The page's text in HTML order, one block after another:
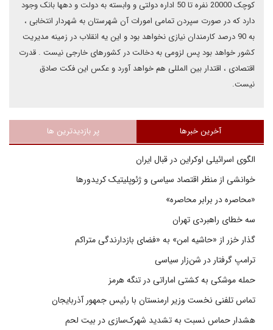
کوچک 20000 نفره تا 50 اداره دولتی و وابسته به دولت و دهها بانک وجود
دارد که در صورت سپردن تمامی امورات آن شهرستان به شهردار انتخابی ،
به 90 درصد کارمندان نیازی نخواهد بود و این یه انقلاب در زمینه مدیریت
کشور خواهد بود پس لزومی به دخالت در کشورهای خارجی نیست . قدرت
اقتصادی ، اقتدار بین المللی هم خواهد آورد و عکس این فکت صادق
نیست.
آخرین خبرها پر بازدیدترین ها
الگوی اسرائیلی اوکراین در قبال ایران
خوانشی از منظر اقتصاد سیاسی و ژئوپلیتیک کریدورها
«محاصره در برابر محاصره»
سه خطای راهبردی تهران
گذار خزر از «حاشیه امن» به «فضای بازدارندگی متراکم
ترامپ گرفتار در شن‌زار سیاسی
حمله موشکی به کشتی اماراتی در تنگه هرمز
تماس تلفنی نخست وزیر ارمنستان با رئیس جمهور آذربایجان
هشدار حماس نسبت به تشدید شهرک‌سازی در بیت‌ لحم